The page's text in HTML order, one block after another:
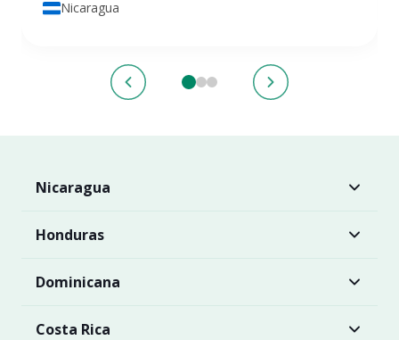
Nicaragua
Nicaragua
Honduras
Dominicana
Costa Rica